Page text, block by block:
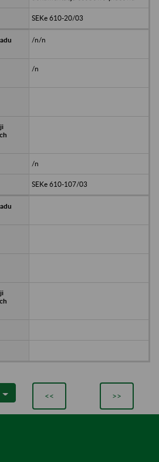
SEKe 610-20/03
/n/n
/n
/n
SEKe 610-107/03
<< >>